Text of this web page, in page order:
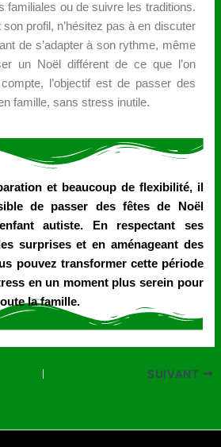
familiales ou de suivre les traditions.
profil, n’hésitez pas à en discuter
de s’adapter à son rythme, même
un Noël différent de ce que l’on
l’objectif est de passer des
famille, sans stress inutile.
et beaucoup de flexibilité, il
de passer des fêtes de Noël
autiste. En respectant ses
surprises et en aménageant des
pouvez transformer cette période
en un moment plus serein pour
la famille.
SUIVANT